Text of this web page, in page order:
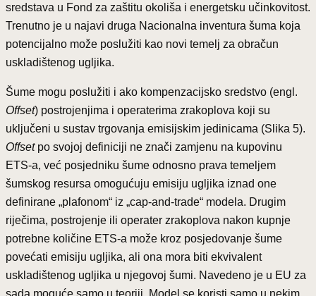
sredstava u Fond za zaštitu okoliša i energetsku učinkovitost.
Trenutno je u najavi druga Nacionalna inventura šuma koja
potencijalno može poslužiti kao novi temelj za obračun
uskladištenog ugljika.
Šume mogu poslužiti i ako kompenzacijsko sredstvo (engl.
Offset) postrojenjima i operaterima zrakoplova koji su
uključeni u sustav trgovanja emisijskim jedinicama (Slika 5).
Offsetpo svojoj definiciji ne znači zamjenu na kupovinu
ETS-a, već posjedniku šume odnosno prava temeljem
šumskog resursa omogućuju emisiju ugljika iznad one
definirane „plafonom“ iz „cap-and-trade“ modela. Drugim
riječima, postrojenje ili operater zrakoplova nakon kupnje
potrebne količine ETS-a može kroz posjedovanje šume
povećati emisiju ugljika, ali ona mora biti ekvivalent
uskladištenog ugljika u njegovoj šumi. Navedeno je u EU za